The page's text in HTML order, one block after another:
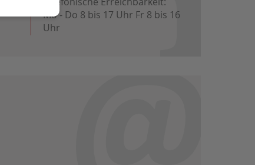
Mo - Do 8 bis 17 Uhr Fr 8 bis 16
Uhr